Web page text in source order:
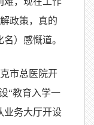
政策，真的
）感慨道。
市总医院开
“教育入学一
业务大厅开设